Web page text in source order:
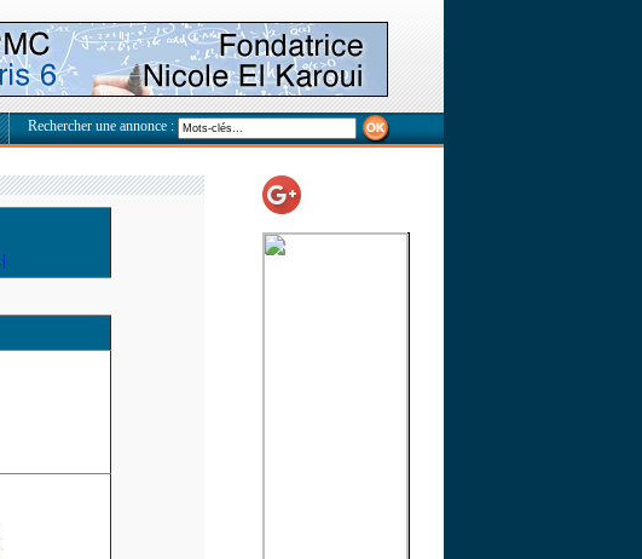
Rechercher une annonce :